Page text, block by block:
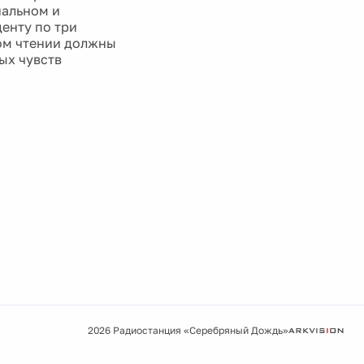
и
по три
чтении должны
чувств
2026 Радиостанция «Серебряный Дождь»